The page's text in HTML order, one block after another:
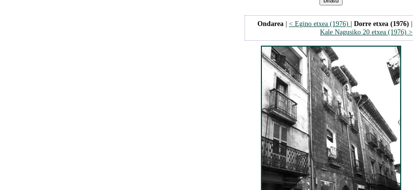
Ondarea | < Egino etxea (1976) | Dorre etxea (1976) |
Kale Nagusiko 20 etxea (1976) >